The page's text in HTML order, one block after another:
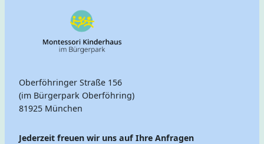
Oberföhringer Straße 156
(im Bürgerpark Oberföhring)
81925 München
Jederzeit freuen wir uns auf Ihre Anfragen